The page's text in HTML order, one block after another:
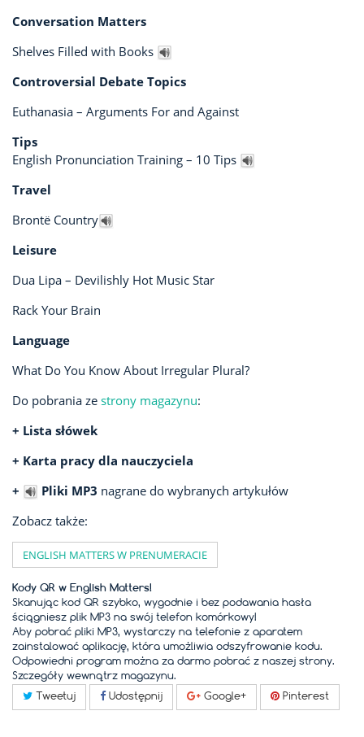
Conversation Matters
Shelves Filled with Books
Controversial Debate Topics
Euthanasia – Arguments For and Against
Tips
English Pronunciation Training – 10 Tips
Travel
Brontë Country
Leisure
Dua Lipa – Devilishly Hot Music Star
Rack Your Brain
Language
What Do You Know About Irregular Plural?
Do pobrania ze strony magazynu:
+ Lista słówek
+ Karta pracy dla nauczyciela
+
Pliki MP3 nagrane do wybranych artykułów
Zobacz także:
ENGLISH MATTERS W PRENUMERACIE
Kody QR w English Matters!
Skanując kod QR szybko, wygodnie i bez podawania hasła
ściągniesz plik MP3 na swój telefon komórkowy!
Aby pobrać pliki MP3, wystarczy na telefonie z aparatem
zainstalować aplikację, która umożliwia odszyfrowanie kodu.
Odpowiedni program można za darmo pobrać z naszej strony.
Szczegóły wewnątrz magazynu.
Tweetuj
Udostępnij Google+ Pinterest